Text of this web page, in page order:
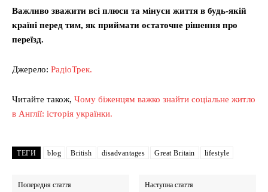
Важливо зважити всі плюси та мінуси життя в будь-якій
країні перед тим, як приймати остаточне рішення про
переїзд.
Джерело: РадіоТрек.
Читайте також, Чому біженцям важко знайти соціальне житло
в Англії: історія українки.
ТЕГИ blog British disadvantages Great Britain lifestyle
Попередня стаття Наступна стаття